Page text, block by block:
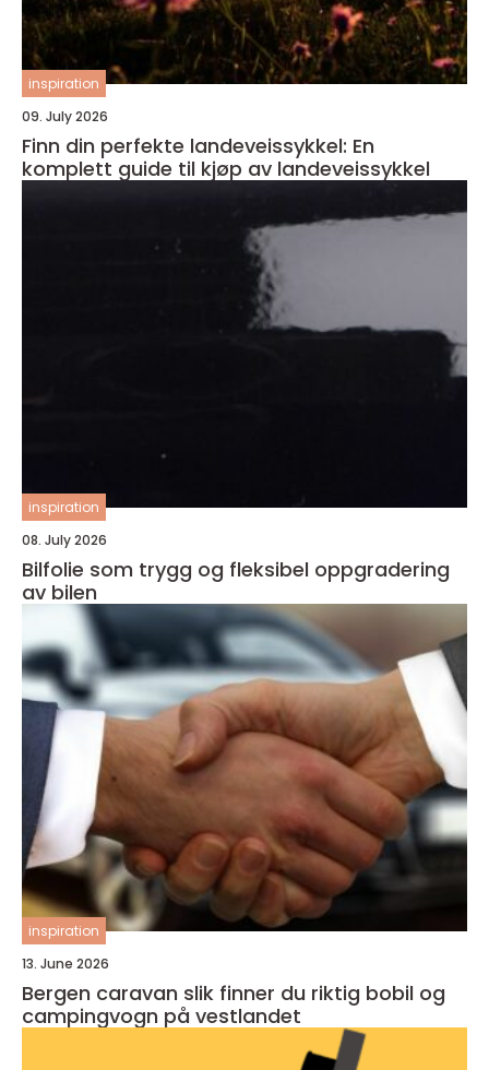
inspiration
09. July 2026
Finn din perfekte landeveissykkel: En
komplett guide til kjøp av landeveissykkel
inspiration
08. July 2026
Bilfolie som trygg og fleksibel oppgradering
av bilen
inspiration
13. June 2026
Bergen caravan slik finner du riktig bobil og
campingvogn på vestlandet